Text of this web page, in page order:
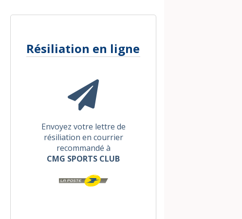
Résiliation en ligne
Envoyez votre lettre de
résiliation en courrier
recommandé à
CMG SPORTS CLUB